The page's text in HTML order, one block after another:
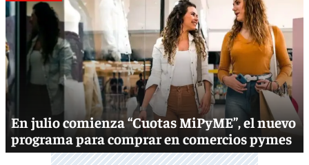
En julio comienza “Cuotas MiPyME”, el nuevo
programa para comprar en comercios pymes